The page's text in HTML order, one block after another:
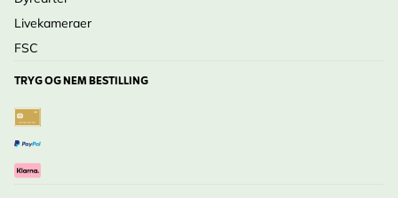
Livekameraer
FSC
TRYG OG NEM BESTILLING